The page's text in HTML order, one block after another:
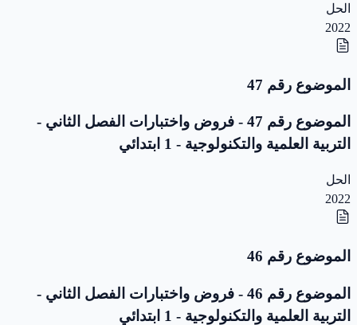
الحل
2022
الموضوع رقم 47
الموضوع رقم 47 - فروض واختبارات الفصل الثاني -
التربية العلمية والتكنولوجية - 1 ابتدائي
الحل
2022
الموضوع رقم 46
الموضوع رقم 46 - فروض واختبارات الفصل الثاني -
التربية العلمية والتكنولوجية - 1 ابتدائي